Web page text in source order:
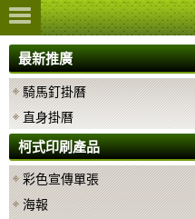
最新推廣
騎馬釘掛曆
直身掛曆
柯式印刷產品
彩色宣傳單張
海報